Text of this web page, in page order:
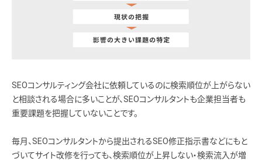
SEOコンサルティング会社に依頼しているのに検索順位が上がらない
と相談される場合に多いことが、SEOコンサルタントも企業担当者も
重要課題を把握していないことです。
毎月、SEOコンサルタントから提出されるSEO修正指示書などにもと
づいてサイト改修を行っても、検索順位が上昇しない・検索流入が増